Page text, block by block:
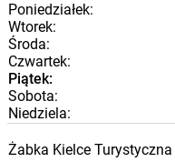
Poniedziałek:
Wtorek:
Środa:
Czwartek:
Piątek:
Sobota:
Niedziela:
Żabka Kielce